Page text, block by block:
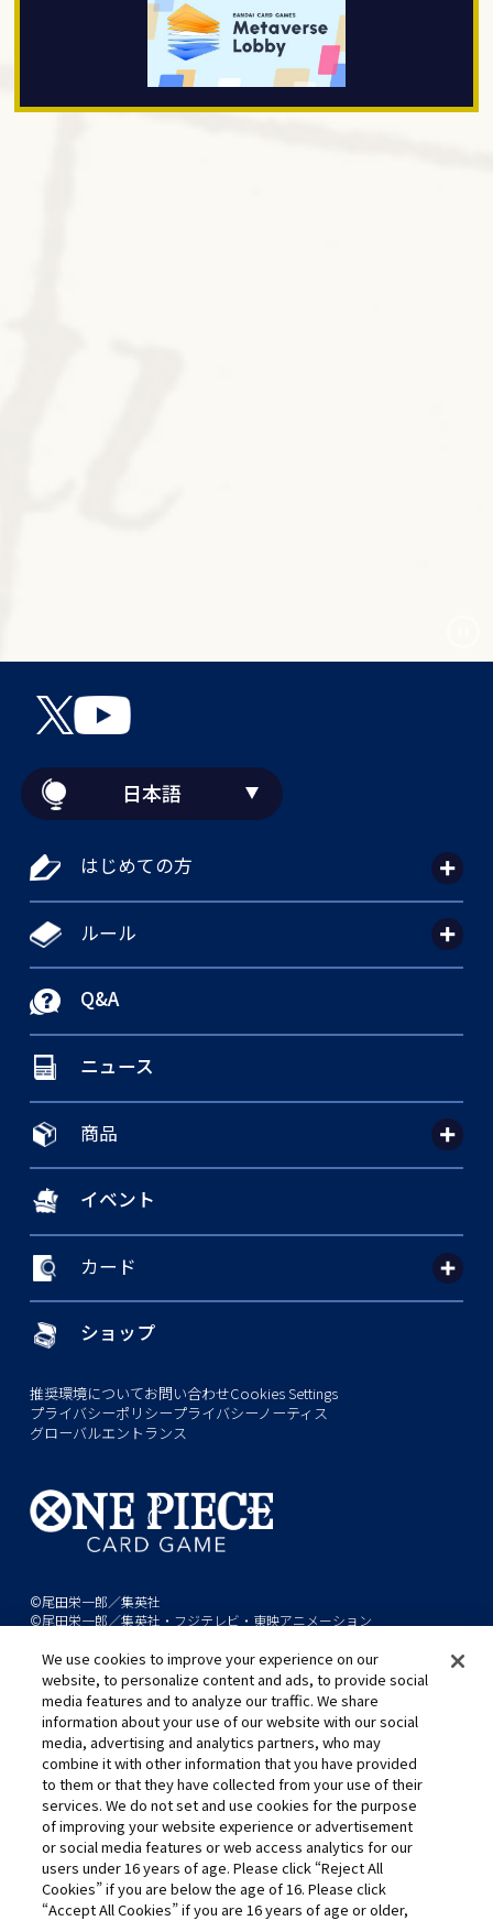
日本語
はじめての方
ルール
Q&A
ニュース
商品
イベント
カード
ショップ
推奨環境についてお問い合わせCookies Settings
プライバシーポリシープライバシーノーティス
グローバルエントランス
©尾田栄一郎／集英社
©尾田栄一郎／集英社・フジテレビ・東映アニメーション
このwebサイトに記載されているすべての画像・テキスト・データの無
断転用、転載をお断りします。
開発中につき、本サイトで使用している画像と実際の商品とは異なる場
合があります。
※AppleとAppleのロゴは、米国およびその他の国で登録されたApple
Inc.の商標です。
※Google Play および Google Play ロゴは、Google LLC の商標です。
キャリア採用
We use cookies to improve your experience on our
website, to personalize content and ads, to provide social
media features and to analyze our traffic. We share
information about your use of our website with our social
media, advertising and analytics partners, who may
combine it with other information that you have provided
to them or that they have collected from your use of their
services. We do not set and use cookies for the purpose
of improving your website experience or advertisement
or social media features or web access analytics for our
users under 16 years of age. Please click “Reject All
Cookies” if you are below the age of 16. Please click
“Accept All Cookies” if you are 16 years of age or older,